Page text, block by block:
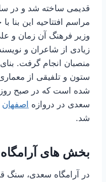
مراسم افتتاحیه این
وزیر فرهنگ آن زمان و
زیادی از شاعران و
منصبان انجام گرفت.
ستون و تلفیقی از
شده است که در صبح
سعدی در دروازه اصفهان
شد.
بخش های
در آرامگاه سعدی، سنگ